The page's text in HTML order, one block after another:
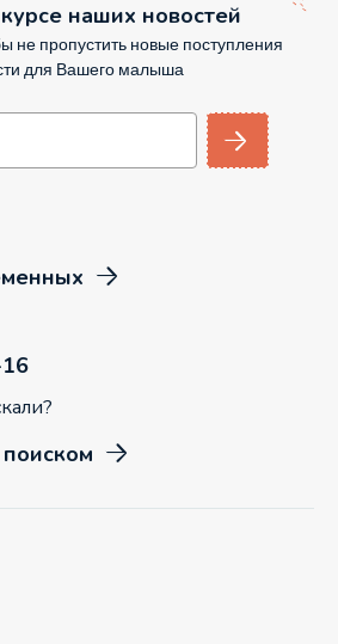
наших новостей
не пропустить новые поступления
для Вашего малыша